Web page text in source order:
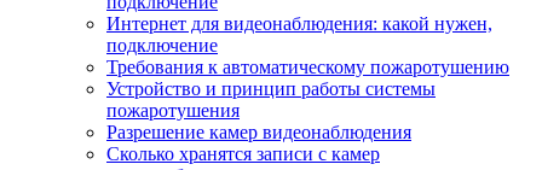
Интернет для видеонаблюдения: какой нужен,
подключение
Требования к автоматическому пожаротушению
Устройство и принцип работы системы
пожаротушения
Разрешение камер видеонаблюдения
Сколько хранятся записи с камер